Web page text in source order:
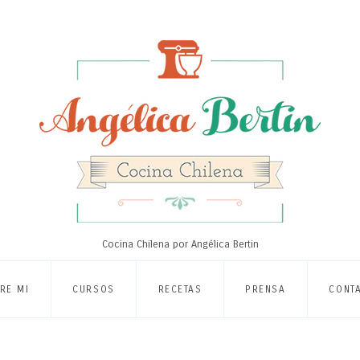
Cocina Chilena por Angélica Bertin
MI CURSOS RECETAS PRENSA